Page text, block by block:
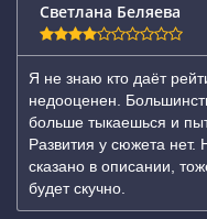
Светлана Беляева
Я не знаю кто даёт
недооценен.
больше тыкаешься и
Развития у сюжета нет.
сказано в описании,
будет скучно.